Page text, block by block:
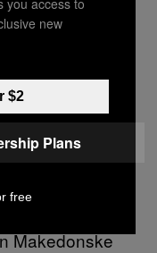
5 grader,
hvide FN-
Makedonske
new
$2
Plans
free